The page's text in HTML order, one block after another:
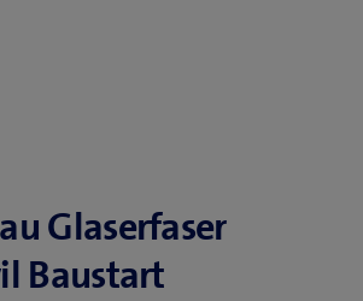
Glaserfaser
Baustart